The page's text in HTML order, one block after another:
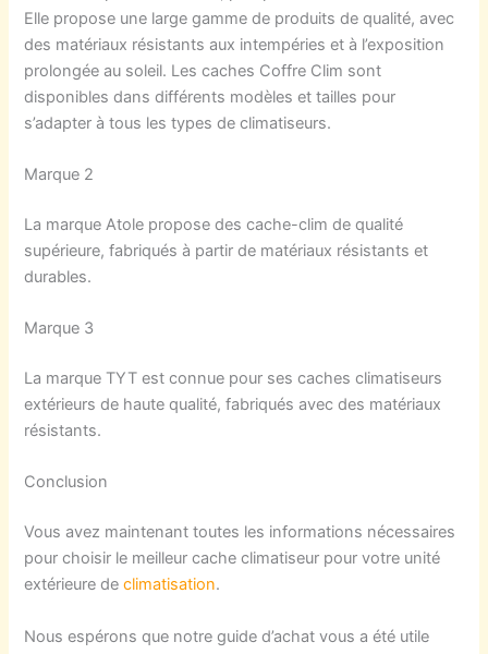
Elle propose une large gamme de produits de qualité, avec
des matériaux résistants aux intempéries et à l’exposition
prolongée au soleil. Les caches Coffre Clim sont
disponibles dans différents modèles et tailles pour
s’adapter à tous les types de climatiseurs.
Marque 2
La marque Atole propose des cache-clim de qualité
supérieure, fabriqués à partir de matériaux résistants et
durables.
Marque 3
La marque TYT est connue pour ses caches climatiseurs
extérieurs de haute qualité, fabriqués avec des matériaux
résistants.
Conclusion
Vous avez maintenant toutes les informations nécessaires
pour choisir le meilleur cache climatiseur pour votre unité
extérieure declimatisation.
Nous espérons que notre guide d’achat vous a été utile